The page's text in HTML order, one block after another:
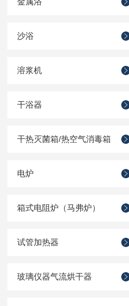
沙浴
溶浆机
干浴器
干热灭菌箱/热空气消毒箱
电炉
箱式电阻炉（马弗炉）
试管加热器
玻璃仪器气流烘干器